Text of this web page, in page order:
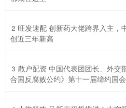
2 旺发速配 创新药大佬跨界入主，
创近三年新高
3 散户配资 中国代表团团长、外交
合国反腐败公约》第十一届缔约国